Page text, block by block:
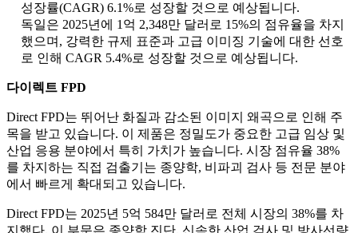
성장률(CAGR) 6.1%로 성장할 것으로 예상됩니다.
독일은 2025년에 1억 2,348만 달러로 15%의 점유율을 차지
했으며, 강력한 규제 표준과 고급 이미징 기술에 대한 선호
로 인해 CAGR 5.4%로 성장할 것으로 예상됩니다.
다이렉트 FPD
Direct FPD는 뛰어난 화질과 감소된 이미지 왜곡으로 인해 주
목을 받고 있습니다. 이 제품은 정밀도가 중요한 고급 임상 및
산업 응용 분야에서 특히 가치가 높습니다. 시장 점유율 38%
를 차지하는 직접 검출기는 종양학, 비파괴 검사 등 전문 분야
에서 빠르게 확대되고 있습니다.
Direct FPD는 2025년 5억 584만 달러로 전체 시장의 38%를 차